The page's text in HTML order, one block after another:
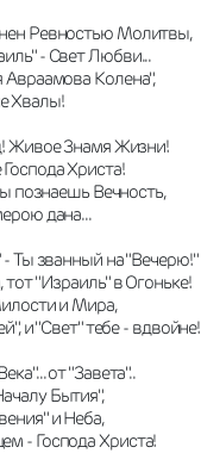
Ревностью Молитвы,
- Свет Любви...
Авраамова Колена",
Хвалы!
Живое Знамя Жизни!
Христа!
познаешь Вечность,
дана...
Ты званный на "Вечерю!"
"Израиль" в Огоньке!
и Мира,
и "Свет" тебе - вдвойне!
от "Завета"..
Бытия",
и Неба,
- Господа Христа!